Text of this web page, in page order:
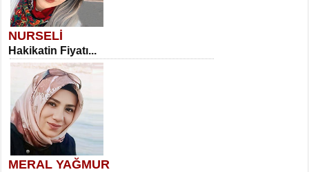
NURSELİ
Hakikatin Fiyatı...
MERAL YAĞMUR